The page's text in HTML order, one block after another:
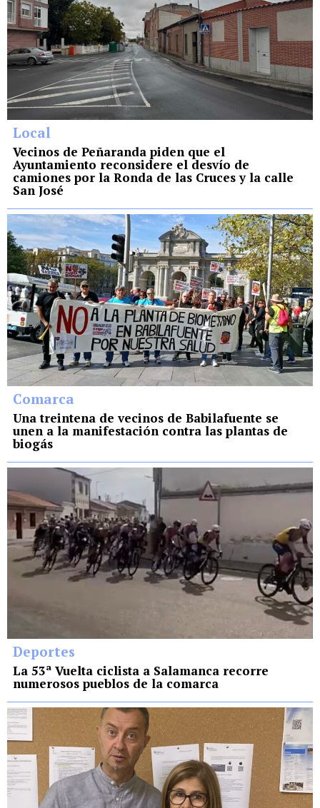
Local
Vecinos de Peñaranda piden que el
Ayuntamiento reconsidere el desvío de
camiones por la Ronda de las Cruces y la calle
San José
Comarca
Una treintena de vecinos de Babilafuente se
unen a la manifestación contra las plantas de
biogás
Deportes
La 53ª Vuelta ciclista a Salamanca recorre
numerosos pueblos de la comarca